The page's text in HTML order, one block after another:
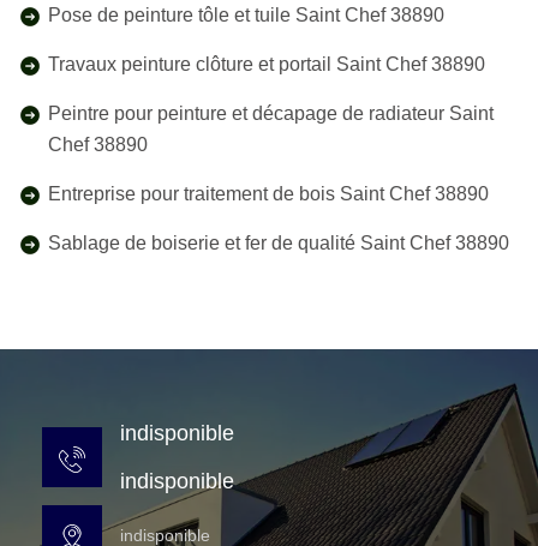
Pose de peinture tôle et tuile Saint Chef 38890
Travaux peinture clôture et portail Saint Chef 38890
Peintre pour peinture et décapage de radiateur Saint
Chef 38890
Entreprise pour traitement de bois Saint Chef 38890
Sablage de boiserie et fer de qualité Saint Chef 38890
indisponible
indisponible
indisponible